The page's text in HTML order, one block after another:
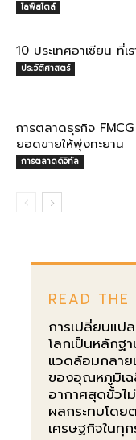
ไลฟ์สไตล์
10 ประเทศอาเซียน ที่เ
ประวัติศาสตร์
การตลาดธุรกิจ
ยอดขายให้พุ่งทะยาน
การตลาดดิจิทัล
READ THE
การเปลี่ยนแป
โลกเป็นหลักฐ
แวดล้อมกลาย
ของอุณหภูมิเ
อากาศสุดขั้วไ
ผลกระทบโดย
เศรษฐกิจในทุ